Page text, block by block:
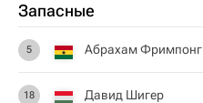
Запасные
5 Абрахам Фримпонг
18 Давид Шигер